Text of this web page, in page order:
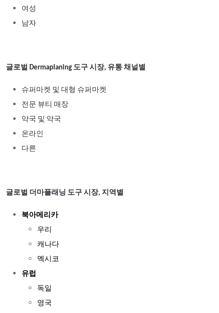
여성
남자
글로벌 Dermaplaning 도구 시장, 유통 채널별
슈퍼마켓 및 대형 슈퍼마켓
전문 뷰티 매장
약국 및 약국
온라인
다른
글로벌 더마플래닝 도구 시장, 지역별
북아메리카
우리
캐나다
멕시코
유럽
독일
영국